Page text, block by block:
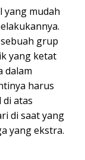
yang mudah
grup
yang ketat
dalam
harus
atas
di saat yang
yang ekstra.